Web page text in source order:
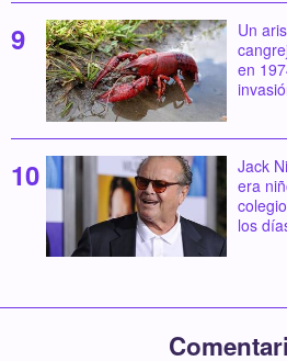
Un
en
Jack
era
los